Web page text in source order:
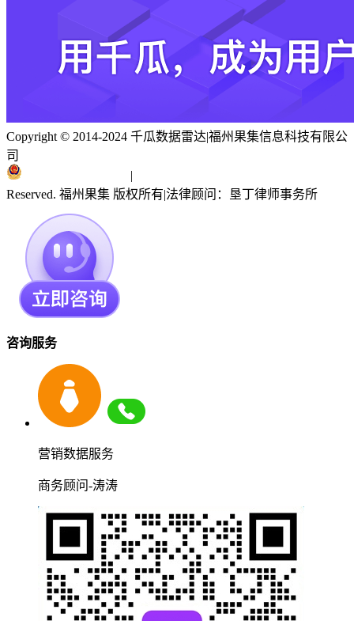
Copyright © 2014-2024 千瓜数据雷达|福州果集信息科技有限公
司
|
Reserved. 福州果集 版权所有|法律顾问：垦丁律师事务所
咨询服务
营销数据服务
商务顾问-涛涛